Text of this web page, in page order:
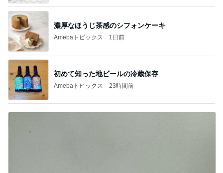
濃厚なほうじ茶感のシフォンケーキ
Amebaトピックス 1日前
初めて知った地ビールの冷蔵保存
Amebaトピックス 23時間前